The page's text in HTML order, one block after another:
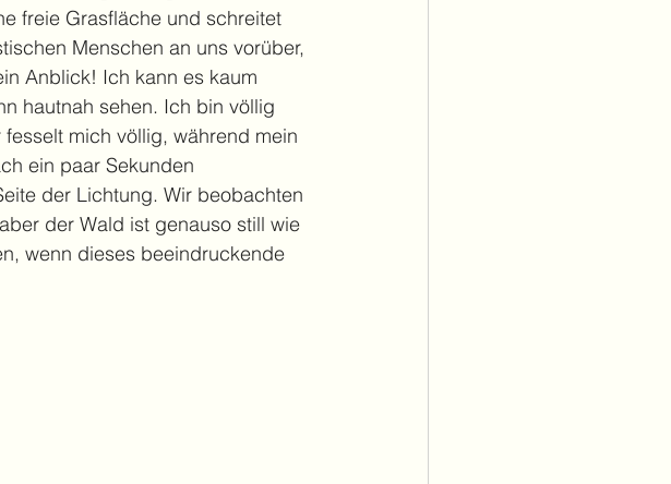
freie Grasfläche und schreitet
Menschen an uns vorüber,
Anblick! Ich kann es kaum
hautnah sehen. Ich bin völlig
mich völlig, während mein
ein paar Sekunden
der Lichtung. Wir beobachten
der Wald ist genauso still wie
wenn dieses beeindruckende